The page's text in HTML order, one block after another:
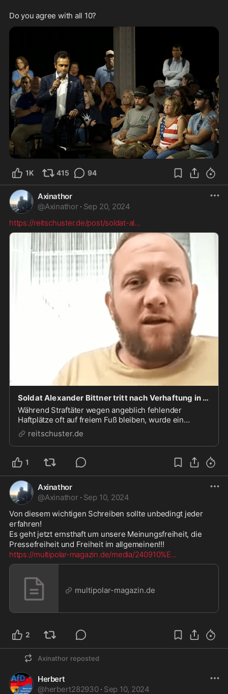
Do you agree with all 10?
1K 415 94
Axinathor
@Axinathor · Sep 20, 2024
https://reitschuster.de/post/soldat-al...
Soldat Alexander Bittner tritt nach Verhaftung in trockenen Hungerstreik - reitschuster.de
Während Straftäter wegen angeblich fehlender
Haftplätze oft auf freiem Fuß bleiben, wurde ein
langgedienter Soldat jetzt ins Gefängnis gesteckt. Sein
„Verbrechen“: Er hat sich nicht impfen lassen. Jetzt hat
sich der Fall dramatisch zugespitzt. Von Ka...
reitschuster.de
1
Axinathor
@Axinathor · Sep 10, 2024
Von diesem wichtigen Schreiben sollte unbedingt jeder
erfahren!
Es geht jetzt ernsthaft um unsere Meinungsfreiheit, die
https://multipolar-magazin.de/media/240910%E...
multipolar-magazin.de
2
Axinathor reposted
Herbert
@herbert282930 · Sep 10, 2024